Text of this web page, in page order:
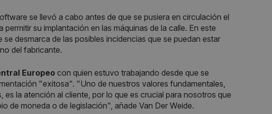
se llevó a cabo antes de que se pusiera en circulación el
su implantación en las máquinas de la calle. En este
desmarca de las posibles incidencias que se puedan estar
del fabricante.
Europeo con quien estuvo trabajando desde que se
"exitosa". "Uno de nuestros valores fundamentales,
la atención al cliente, por lo que es crucial para nosotros que
de moneda o de legislación", añade Van Der Weide.